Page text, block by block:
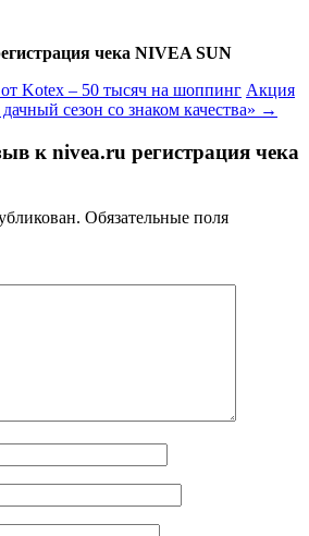
чека NIVEA SUN
Kotex – 50 тысяч на шоппинг Акция
сезон со знаком качества» →
к nivea.ru регистрация чека
Обязательные поля